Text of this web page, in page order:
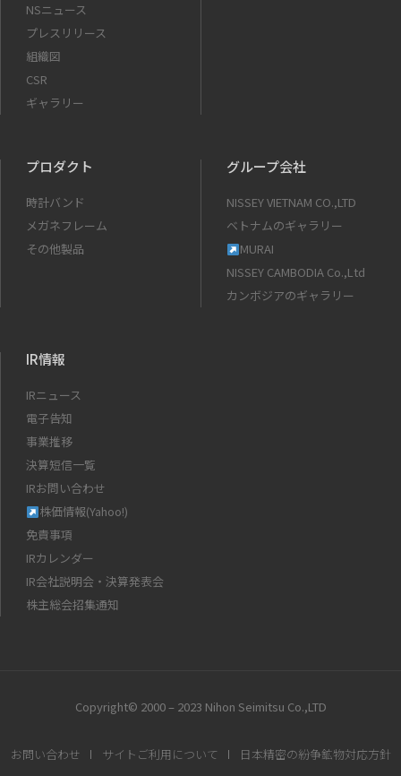
NSニュース
プレスリリース
組織図
CSR
ギャラリー
プロダクト
時計バンド
メガネフレーム
その他製品
グループ会社
NISSEY VIETNAM CO.,LTD
ベトナムのギャラリー
MURAI
NISSEY CAMBODIA Co.,Ltd
カンボジアのギャラリー
IR情報
IRニュース
電子告知
事業推移
決算短信一覧
IRお問い合わせ
株価情報(Yahoo!)
免責事項
IRカレンダー
IR会社説明会・決算発表会
株主総会招集通知
Copyright© 2000 – 2023 Nihon Seimitsu Co.,LTD
お問い合わせ サイトご利用について 日本精密の紛争鉱物対応方針